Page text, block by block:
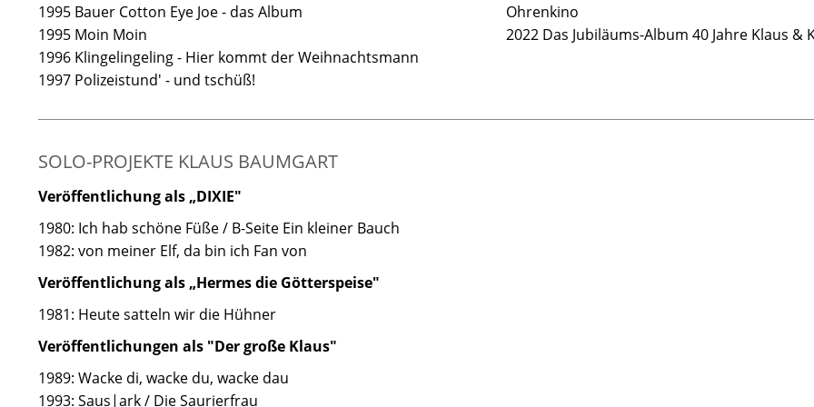
1995 Bauer Cotton Eye Joe - das Album
1995 Moin Moin
1996 Klingelingeling - Hier kommt der Weihnachtsmann
1997 Polizeistund' - und tschüß!
Ohrenkino
2022 Das Jubiläums-Album 40 Jahre Klaus &
SOLO-PROJEKTE KLAUS BAUMGART
Veröffentlichung als „DIXIE"
1980: Ich hab schöne Füße / B-Seite Ein kleiner Bauch
1982: von meiner Elf, da bin ich Fan von
Veröffentlichung als „Hermes die Götterspeise"
1981: Heute satteln wir die Hühner
Veröffentlichungen als "Der große Klaus"
1989: Wacke di, wacke du, wacke dau
1993: Saus|ark / Die Saurierfrau